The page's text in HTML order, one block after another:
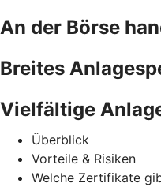
An der Börse
Breites
Vielfältige
Überblick
Vorteile & Risiken
Welche Zertifikate